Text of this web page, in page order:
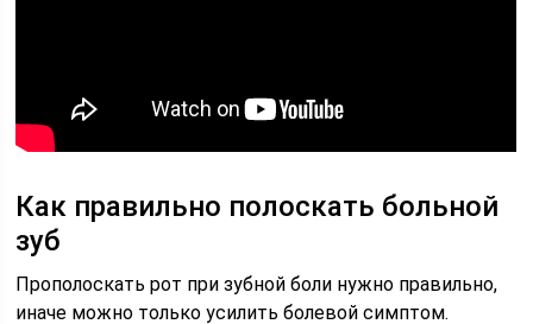
Как правильно полоскать больной
зуб
Прополоскать рот при зубной боли нужно правильно,
иначе можно только усилить болевой симптом.